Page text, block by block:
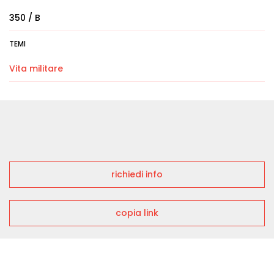
350 / B
TEMI
Vita militare
richiedi info
copia link